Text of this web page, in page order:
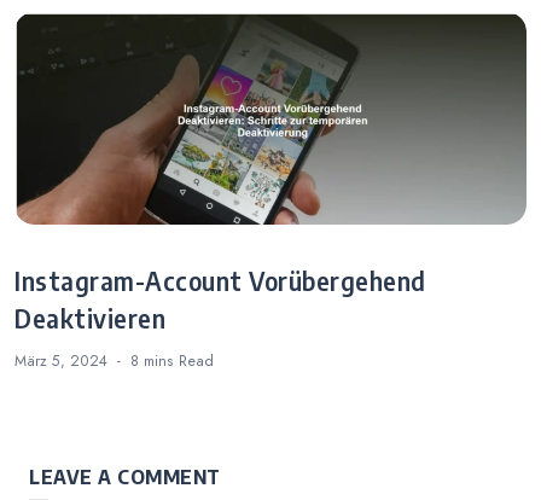
Instagram-Account Vorübergehend
Deaktivieren
März 5, 2024 8 mins Read
LEAVE A COMMENT